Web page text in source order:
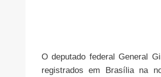
O deputado federal General
registrados em Brasília na